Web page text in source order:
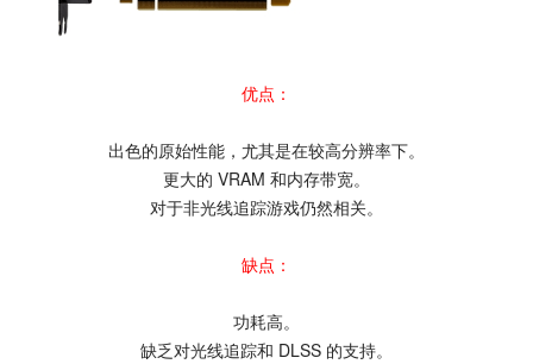
优点：
出色的原始性能，尤其是在较高分辨率下。
更大的 VRAM 和内存带宽。
对于非光线追踪游戏仍然相关。
缺点：
功耗高。
缺乏对光线追踪和 DLSS 的支持。